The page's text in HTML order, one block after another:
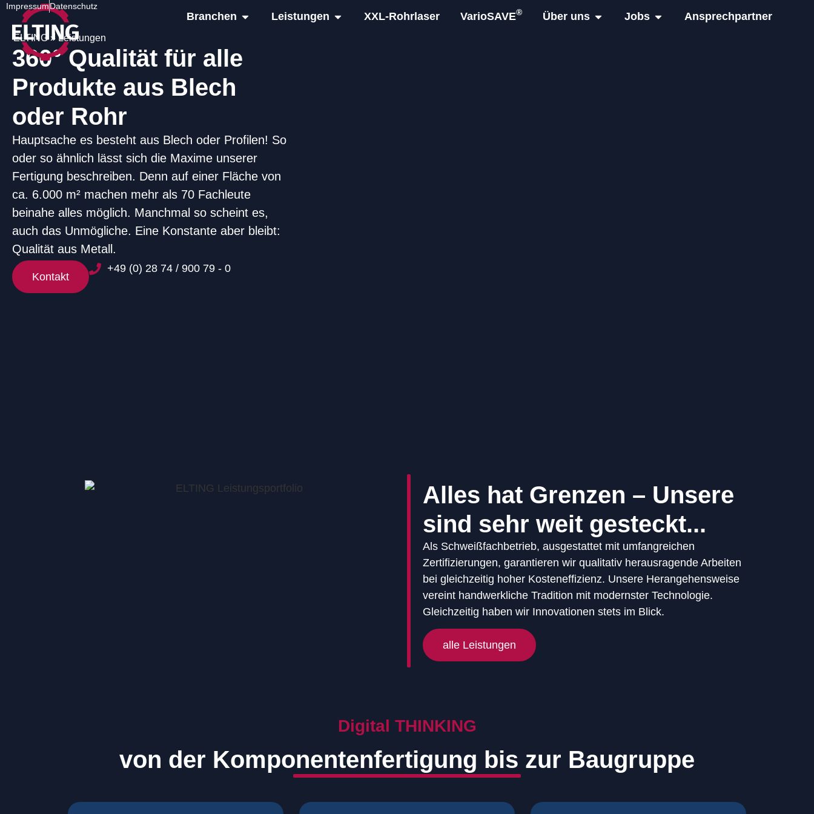
ImpressumDatenschutz
Branchen Leistungen XXL-Rohrlaser VarioSAVE® Über uns Jobs Ansprechpartner
ELTING»Leistungen
360° Qualität für alle
Produkte aus Blech
oder Rohr
Hauptsache es besteht aus Blech oder Profilen! So
oder so ähnlich lässt sich die Maxime unserer
Fertigung beschreiben. Denn auf einer Fläche von
ca. 6.000 m² machen mehr als 70 Fachleute
beinahe alles möglich. Manchmal so scheint es,
auch das Unmögliche. Eine Konstante aber bleibt:
Qualität aus Metall.
Kontakt
+49 (0) 28 74 / 900 79 - 0
Alles hat Grenzen – Unsere
sind sehr weit gesteckt...
Als Schweißfachbetrieb, ausgestattet mit umfangreichen
Zertifizierungen, garantieren wir qualitativ herausragende Arbeiten
bei gleichzeitig hoher Kosteneffizienz. Unsere Herangehensweise
vereint handwerkliche Tradition mit modernster Technologie.
Gleichzeitig haben wir Innovationen stets im Blick.
alle Leistungen
Digital THINKING
von der Komponentenfertigung bis zur Baugruppe